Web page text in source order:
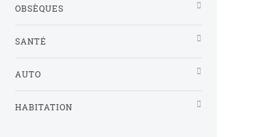
OBSÈQUES
SANTÉ
AUTO
HABITATION